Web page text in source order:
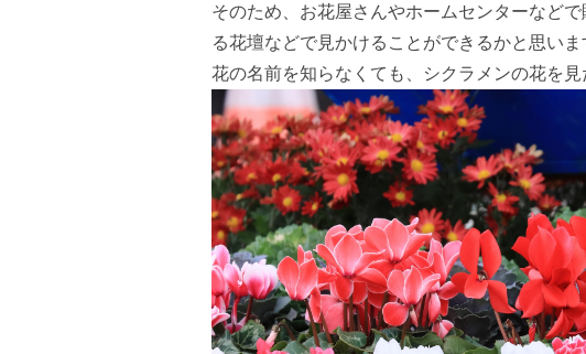
そのため、お花屋さんやホームセンターなど
る花壇などで見かけることができるかと思いま
花の名前を知らなくても、シクラメンの花を